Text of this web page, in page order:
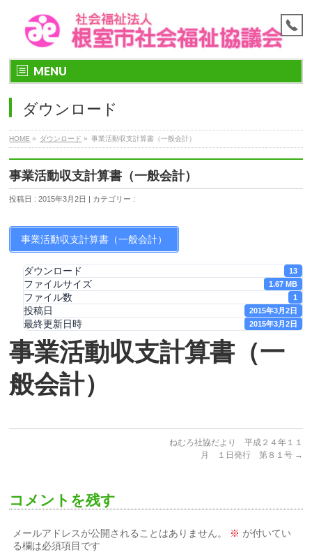
MENU
ダウンロード
HOME » ダウンロード » 事業活動収支計算書（一般会計）
事業活動収支計算書（一般会計）
投稿日 : 2015年3月2日 | カテゴリー :
事業活動収支計算書（一般会計）
ダウンロード 13
ファイルサイズ 1.67 MB
ファイル数 1
投稿日 2015年3月2日
最終更新日時 2015年3月2日
事業活動収支計算書（一
般会計）
ねむろ社協だより 平成２４年１１
月 １日発行 第８１号 →
コメントを残す
メールアドレスが公開されることはありません。 ※ が付いてい
る欄は必須項目です